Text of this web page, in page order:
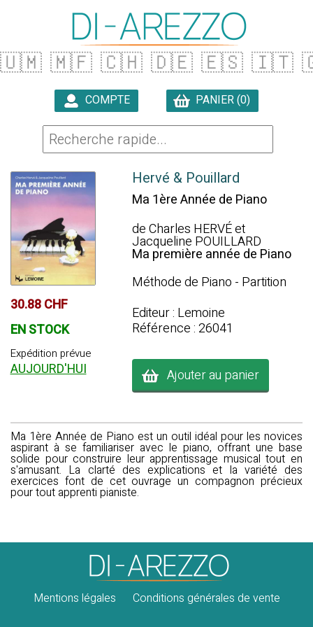
🇺🇲 🇲🇫 🇨🇭 🇩🇪 🇪🇸 🇮🇹
COMPTE PANIER (0)
30.88 CHF
EN STOCK
Expédition prévue
AUJOURD'HUI
Hervé & Pouillard
Ma 1ère Année de Piano
de Charles HERVÉ et
Jacqueline POUILLARD
Ma première année de Piano
Méthode de Piano - Partition
Editeur : Lemoine
Référence : 26041
Ajouter au panier
Ma 1ère Année de Piano est un outil idéal pour les novices
aspirant à se familiariser avec le piano, offrant une base
solide pour construire leur apprentissage musical tout en
s'amusant. La clarté des explications et la variété des
exercices font de cet ouvrage un compagnon précieux
pour tout apprenti pianiste.
Mentions légales Conditions générales de vente